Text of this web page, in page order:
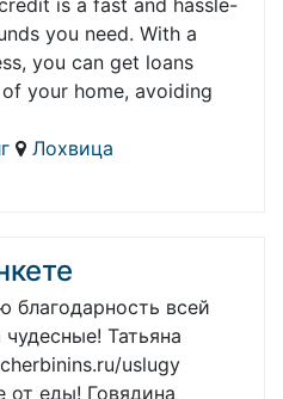
is a fast and hassle-
you need. With a
you can get loans
your home, avoiding
Лохвица
благодарность всей
Татьяна
uslugy
от еды! Говядина